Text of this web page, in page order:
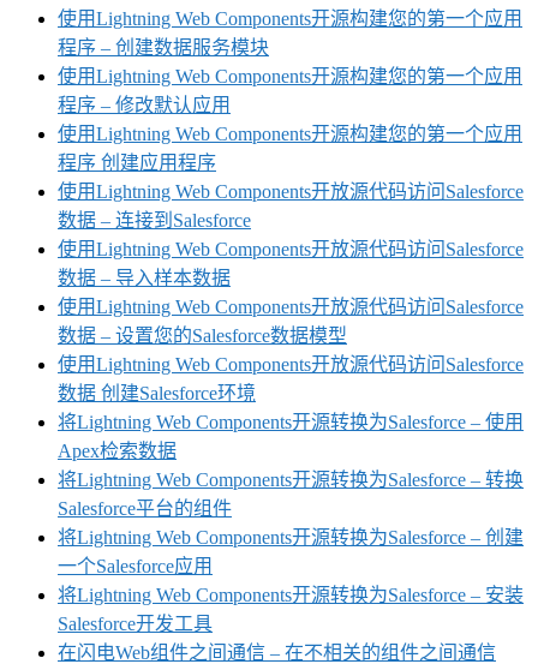
使用Lightning Web Components开源构建您的第一个应用
程序 – 创建数据服务模块
使用Lightning Web Components开源构建您的第一个应用
程序 – 修改默认应用
使用Lightning Web Components开源构建您的第一个应用
程序 创建应用程序
使用Lightning Web Components开放源代码访问Salesforce
数据 – 连接到Salesforce
使用Lightning Web Components开放源代码访问Salesforce
数据 – 导入样本数据
使用Lightning Web Components开放源代码访问Salesforce
数据 – 设置您的Salesforce数据模型
使用Lightning Web Components开放源代码访问Salesforce
数据 创建Salesforce环境
将Lightning Web Components开源转换为Salesforce – 使用
Apex检索数据
将Lightning Web Components开源转换为Salesforce – 转换
Salesforce平台的组件
将Lightning Web Components开源转换为Salesforce – 创建
一个Salesforce应用
将Lightning Web Components开源转换为Salesforce – 安装
Salesforce开发工具
在闪电Web组件之间通信 – 在不相关的组件之间通信